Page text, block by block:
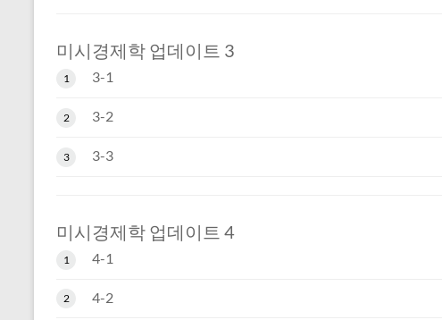
미시경제학 업데이트 3
1 3-1
2 3-2
3 3-3
미시경제학 업데이트 4
1 4-1
2 4-2